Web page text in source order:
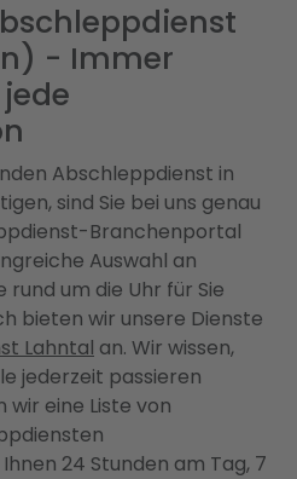
- Immer
Abschleppdienst in
sind Sie bei uns genau
Branchenportal
Auswahl an
um die Uhr für Sie
bieten wir unsere Dienste
Lahntal an. Wir wissen,
jederzeit passieren
wir eine Liste von
24 Stunden am Tag, 7